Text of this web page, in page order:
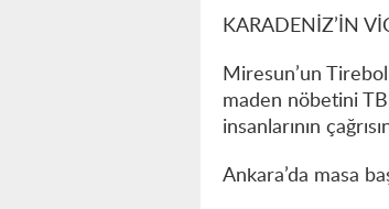
KARADENİZ’İN
Miresun’un
maden nöbetini
insanlarının
Ankara’da masa